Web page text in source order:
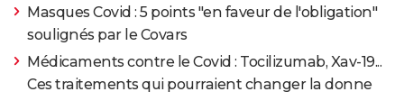
Masques Covid : 5 points "en faveur de l'obligation"
soulignés par le Covars
Médicaments contre le Covid : Tocilizumab, Xav-19...
Ces traitements qui pourraient changer la donne